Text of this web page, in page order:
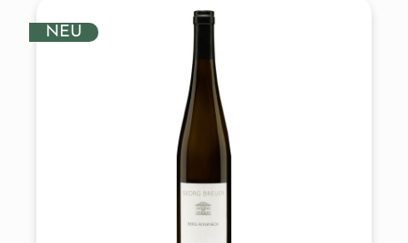
NEU